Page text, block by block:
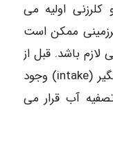
اولیه می
ممکن است
باشد. قبل از
ورود آبهای سطحی به تصفیه خانه آبگیر (intake) وجود
آب قرار می